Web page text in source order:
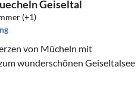
Geiseltal
(+1)
von Mücheln mit
wunderschönen Geiseltalsee